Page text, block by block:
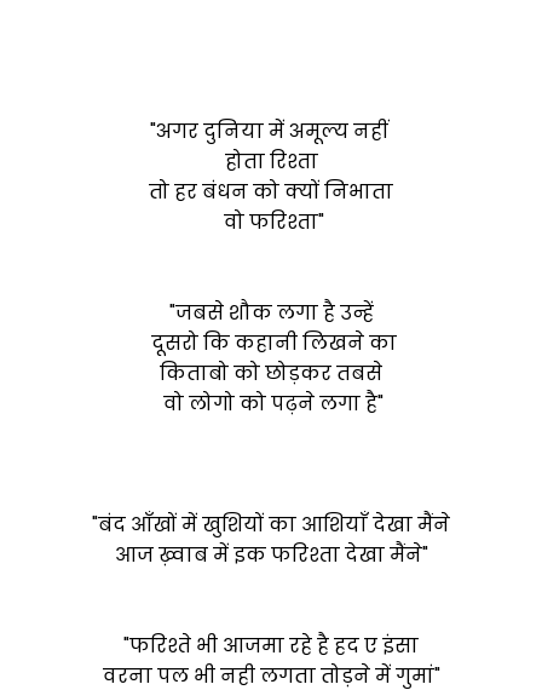
"अगर दुनिया में अमूल्य नहीं
होता रिश्ता
तो हर बंधन को क्यों निभाता
वो फरिश्ता"
"जबसे शौक लगा है उन्हें
दूसरो कि कहानी लिखने का
किताबो को छोड़कर तबसे
वो लोगो को पढ़ने लगा है"
"बंद आँखों में खुशियों का आशियाँ देखा मैंने
आज ख़्वाब में इक फरिश्ता देखा मैंने"
"फरिश्ते भी आजमा रहे है हद ए इंसा
वरना पल भी नही लगता तोड़ने में गुमां"